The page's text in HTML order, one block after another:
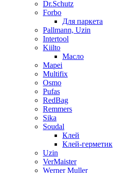
Dr.Schutz
Forbo
Для паркета
Pallmann, Uzin
Intertool
Kiilto
Масло
Mapei
Multifix
Osmo
Pufas
RedBag
Remmers
Sika
Soudal
Клей
Клей-герметик
Uzin
VerMaister
Werner Muller